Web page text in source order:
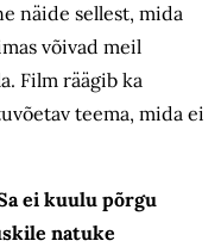
näide sellest, mida
võivad meil
Film räägib ka
teema, mida ei
ei kuulu põrgu
natuke